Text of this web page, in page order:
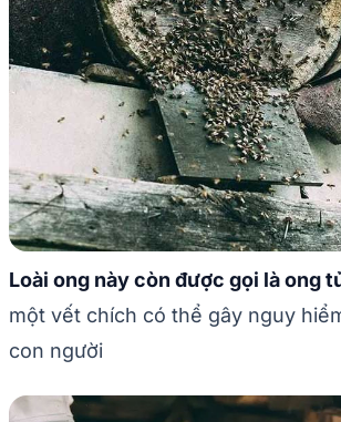
Loài ong này còn được gọi là ong
một vết chích có thể gây nguy
con người